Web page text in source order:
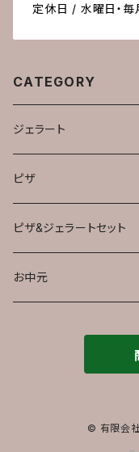
定休日 / 水曜日・
CATEGORY
ジェラート
ピザ
ピザ&ジェラートセット
お中元
© 有限会